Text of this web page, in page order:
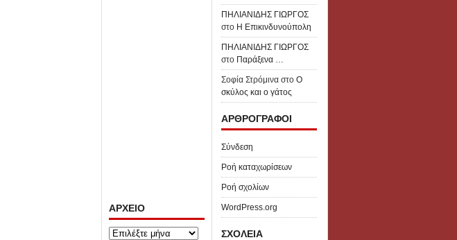
ΑΡΧΕΙΟ
ΑΡΧΕΙΟ
ΠΗΛΙΑΝΙΔΗΣ ΓΙΩΡΓΟΣ
στο Η Επικινδυνούπολη
ΠΗΛΙΑΝΙΔΗΣ ΓΙΩΡΓΟΣ
στο Παράξενα …
Σοφία Στρόμινα στο Ο
σκύλος και ο γάτος
ΑΡΘΡΟΓΡΑΦΟΙ
Σύνδεση
Ροή καταχωρίσεων
Ροή σχολίων
WordPress.org
ΣΧΟΛΕΙΑ